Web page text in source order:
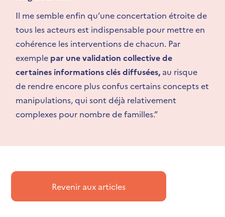
Il me semble enfin qu’une concertation étroite de
tous les acteurs est indispensable pour mettre en
cohérence les interventions de chacun. Par
exemple par une validation collective de
certaines informations clés diffusées, au risque
de rendre encore plus confus certains concepts et
manipulations, qui sont déjà relativement
complexes pour nombre de familles.”
Revenir aux articles